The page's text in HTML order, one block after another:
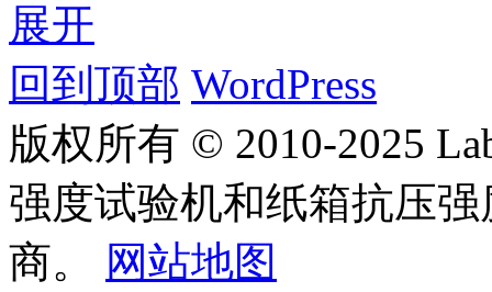
展开
回到顶部 WordPress
版权所有 © 2010-2025
强度试验机和纸箱抗压
商。
网站地图